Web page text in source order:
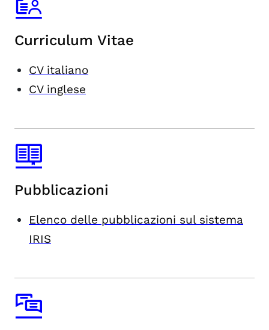
Curriculum Vitae
CV italiano
CV inglese
Pubblicazioni
Elenco delle pubblicazioni sul sistema
IRIS